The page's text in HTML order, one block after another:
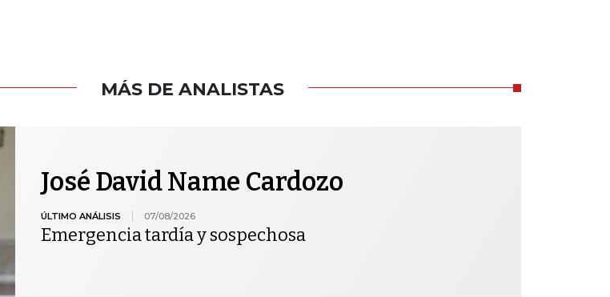
MÁS DE ANALISTAS
José David Name Cardozo
ÚLTIMO ANÁLISIS 07/08/2026
Emergencia tardía y sospechosa